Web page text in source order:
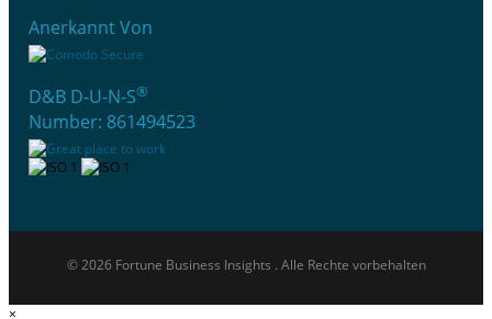
Anerkannt Von
D&B D-U-N-S®
Number: 861494523
© 2026 Fortune Business Insights . Alle Rechte vorbehalten
×